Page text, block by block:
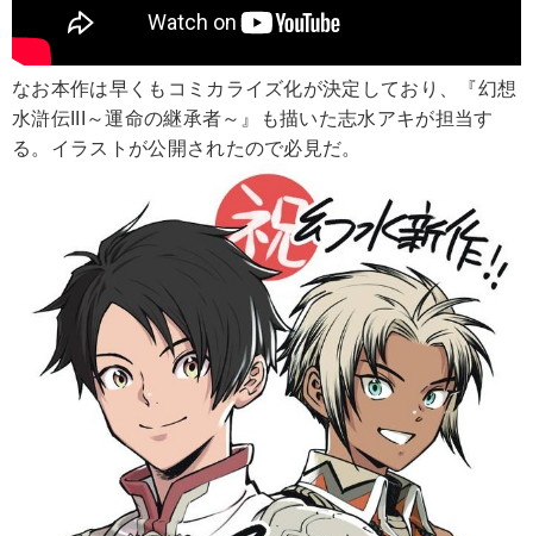
なお本作は早くもコミカライズ化が決定しており、『幻想
水滸伝III～運命の継承者～』も描いた志水アキが担当す
る。イラストが公開されたので必見だ。